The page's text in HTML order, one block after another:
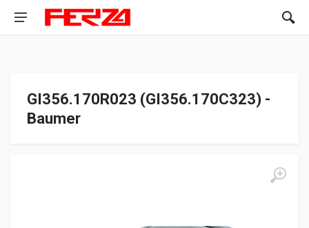
GI356.170R023 (GI356.170C323) -
Baumer